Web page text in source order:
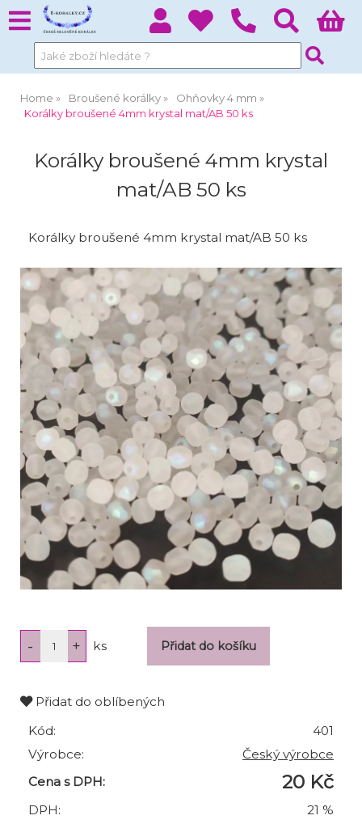
Home Broušené korálky
Ohňovky 4 mm
Korálky broušené 4mm krystal mat/AB 50 ks
Korálky broušené 4mm krystal
mat/AB 50 ks
Korálky broušené 4mm krystal mat/AB 50 ks
ks
Přidat do oblíbených
Kód:
401
Výrobce:
Český výrobce
Cena s DPH:
20 Kč
DPH:
21 %